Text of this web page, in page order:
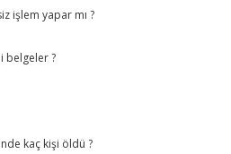
işlem yapar mı ?
belgeler ?
kaç kişi öldü ?